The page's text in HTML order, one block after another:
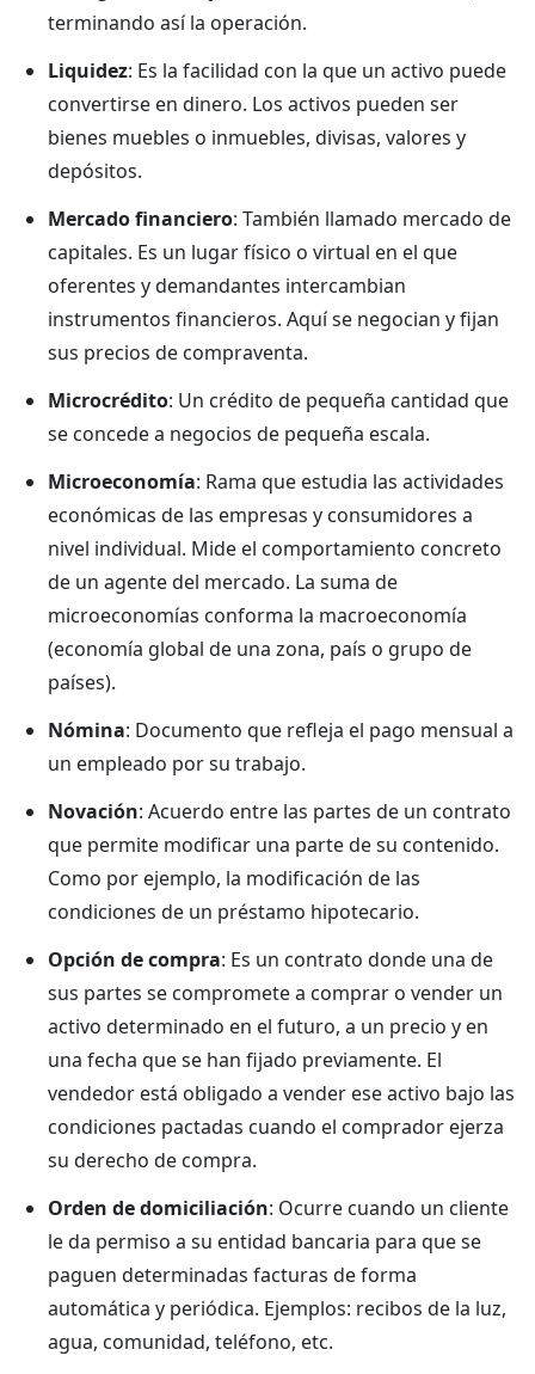
terminando así la operación.
Liquidez: Es la facilidad con la que un activo puede
convertirse en dinero. Los activos pueden ser
bienes muebles o inmuebles, divisas, valores y
depósitos.
Mercado financiero: También llamado mercado de
capitales. Es un lugar físico o virtual en el que
oferentes y demandantes intercambian
instrumentos financieros. Aquí se negocian y fijan
sus precios de compraventa.
Microcrédito: Un crédito de pequeña cantidad que
se concede a negocios de pequeña escala.
Microeconomía: Rama que estudia las actividades
económicas de las empresas y consumidores a
nivel individual. Mide el comportamiento concreto
de un agente del mercado. La suma de
microeconomías conforma la macroeconomía
(economía global de una zona, país o grupo de
países).
Nómina: Documento que refleja el pago mensual a
un empleado por su trabajo.
Novación: Acuerdo entre las partes de un contrato
que permite modificar una parte de su contenido.
Como por ejemplo, la modificación de las
condiciones de un préstamo hipotecario.
Opción de compra: Es un contrato donde una de
sus partes se compromete a comprar o vender un
activo determinado en el futuro, a un precio y en
una fecha que se han fijado previamente. El
vendedor está obligado a vender ese activo bajo las
condiciones pactadas cuando el comprador ejerza
su derecho de compra.
Orden de domiciliación: Ocurre cuando un cliente
le da permiso a su entidad bancaria para que se
paguen determinadas facturas de forma
automática y periódica. Ejemplos: recibos de la luz,
agua, comunidad, teléfono, etc.